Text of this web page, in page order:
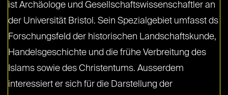
ist Archäologe und Gesellschaftswissenschaftler an
der Universität Bristol. Sein Spezialgebiet umfasst ds
Forschungsfeld der historischen Landschaftskunde,
Handelsgeschichte und die frühe Verbreitung des
Islams sowie des Christentums. Ausserdem
interessiert er sich für die Darstellung der